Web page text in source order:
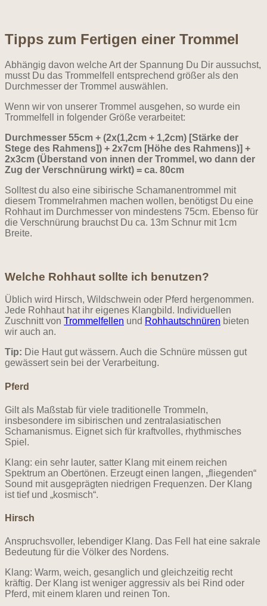
Tipps zum Fertigen einer Trommel
Abhängig davon welche Art der Spannung Du Dir aussuchst,
musst Du das Trommelfell entsprechend größer als den
Durchmesser der Trommel auswählen.
Wenn wir von unserer Trommel ausgehen, so wurde ein
Trommelfell in folgender Größe verarbeitet:
Durchmesser 55cm + (2x(1,2cm + 1,2cm) [Stärke der
Stege des Rahmens]) + 2x7cm [Höhe des Rahmens)] +
2x3cm (Überstand von innen der Trommel, wo dann der
Zug der Verschnürung wirkt) = ca. 80cm
Solltest du also eine sibirische Schamanentrommel mit
diesem Trommelrahmen machen wollen, benötigst Du eine
Rohhaut im Durchmesser von mindestens 75cm. Ebenso für
die Verschnürung brauchst Du ca. 13m Schnur mit 1cm
Breite.
Welche Rohhaut sollte ich benutzen?
Üblich wird Hirsch, Wildschwein oder Pferd hergenommen.
Jede Rohhaut hat ihr eigenes Klangbild. Individuellen
Zuschnitt von Trommelfellen und Rohhautschnüren bieten
wir auch an.
Tip: Die Haut gut wässern. Auch die Schnüre müssen gut
gewässert sein bei der Verarbeitung.
Pferd
Gilt als Maßstab für viele traditionelle Trommeln,
insbesondere im sibirischen und zentralasiatischen
Schamanismus. Eignet sich für kraftvolles, rhythmisches
Spiel.
Klang: ein sehr lauter, satter Klang mit einem reichen
Spektrum an Obertönen. Erzeugt einen langen, „fliegenden“
Sound mit ausgeprägten niedrigen Frequenzen. Der Klang
ist tief und „kosmisch“.
Hirsch
Anspruchsvoller, lebendiger Klang. Das Fell hat eine sakrale
Bedeutung für die Völker des Nordens.
Klang: Warm, weich, gesanglich und gleichzeitig recht
kräftig. Der Klang ist weniger aggressiv als bei Rind oder
Pferd, mit einem klaren und reinen Ton.